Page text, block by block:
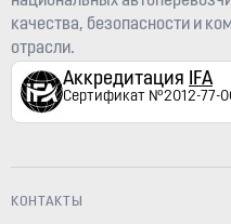
качества, безопасности и
отрасли.
Аккредитация IFA
Сертификат №2012-77-
КОНТАКТЫ